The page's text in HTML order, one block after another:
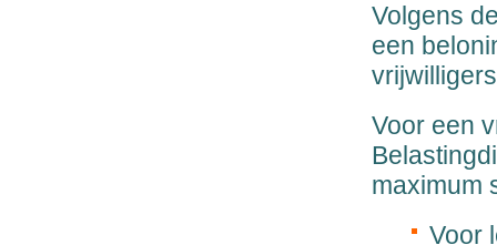
Volgens
een
Voor een
maximum
Voor